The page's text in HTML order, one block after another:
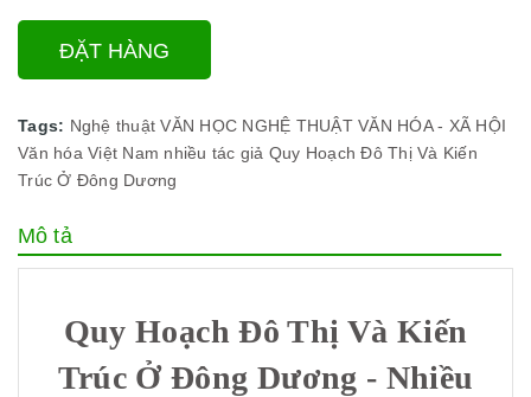
ĐẶT HÀNG
Tags: Nghệ thuật VĂN HỌC NGHỆ THUẬT VĂN HÓA - XÃ HỘI
Văn hóa Việt Nam nhiều tác giả Quy Hoạch Đô Thị Và Kiến
Trúc Ở Đông Dương
Mô tả
Quy Hoạch Đô Thị Và Kiến
Trúc Ở Đông Dương - Nhiều